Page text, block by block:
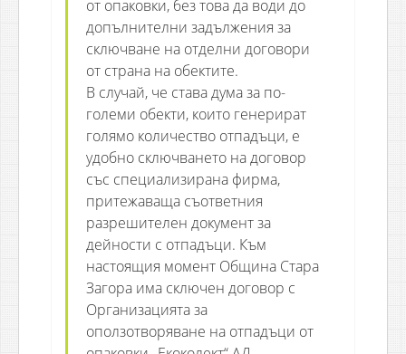
от опаковки, без това да води до
допълнителни задължения за
сключване на отделни договори
от страна на обектите.
В случай, че става дума за по-
големи обекти, които генерират
голямо количество отпадъци, е
удобно сключването на договор
със специализирана фирма,
притежаваща съответния
разрешителен документ за
дейности с отпадъци. Към
настоящия момент Община Стара
Загора има сключен договор с
Организацията за
оползотворяване на отпадъци от